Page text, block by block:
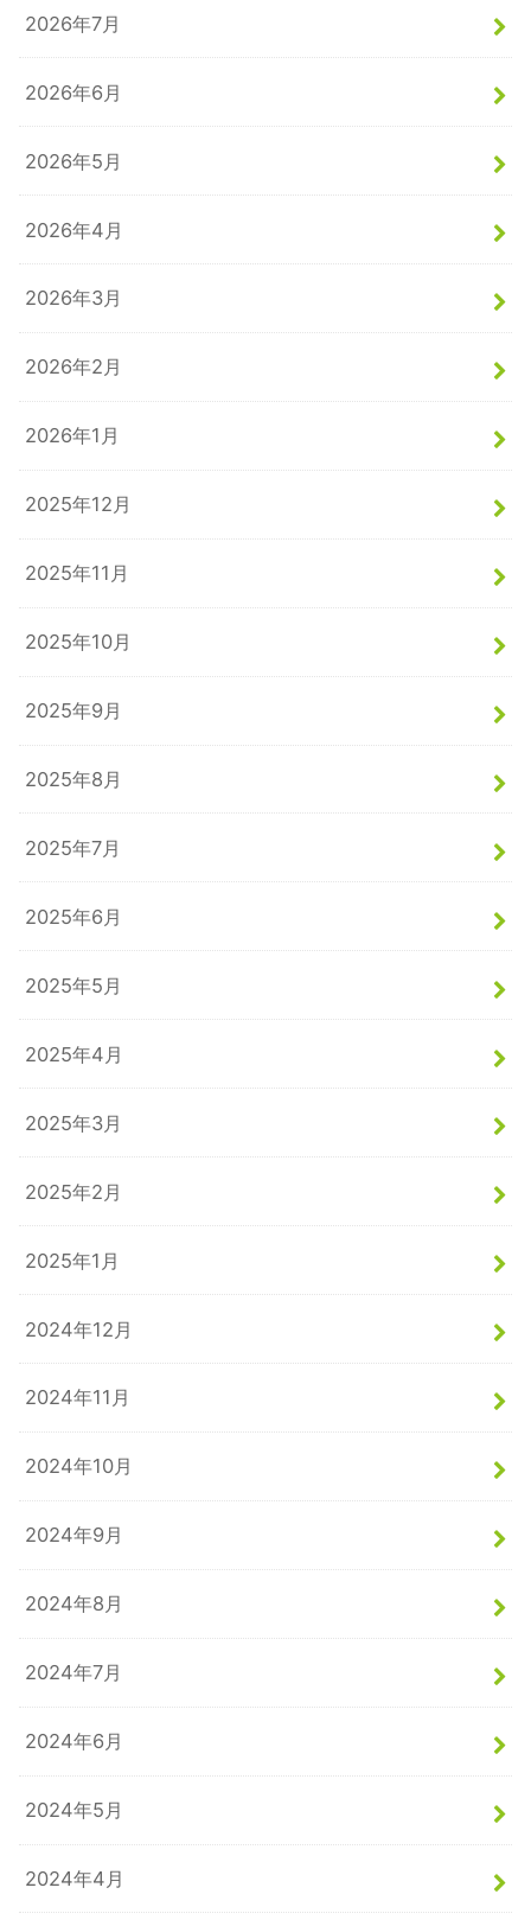
2026年7月
2026年6月
2026年5月
2026年4月
2026年3月
2026年2月
2026年1月
2025年12月
2025年11月
2025年10月
2025年9月
2025年8月
2025年7月
2025年6月
2025年5月
2025年4月
2025年3月
2025年2月
2025年1月
2024年12月
2024年11月
2024年10月
2024年9月
2024年8月
2024年7月
2024年6月
2024年5月
2024年4月